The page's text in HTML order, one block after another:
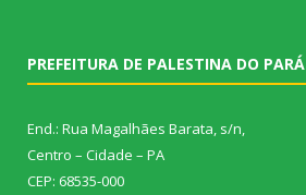
PREFEITURA DE PALESTINA DO PARÁ
End.: Rua Magalhães Barata, s/n,
Centro – Cidade – PA
CEP: 68535-000